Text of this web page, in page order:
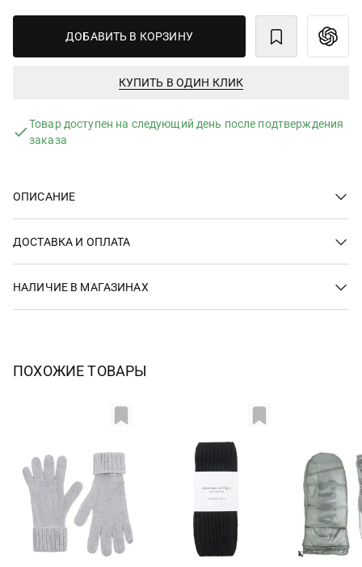
ДОБАВИТЬ В КОРЗИНУ
КУПИТЬ В ОДИН КЛИК
Товар доступен на следующий день после подтверждения
заказа
ОПИСАНИЕ
ДОСТАВКА И ОПЛАТА
НАЛИЧИЕ В МАГАЗИНАХ
ПОХОЖИЕ ТОВАРЫ